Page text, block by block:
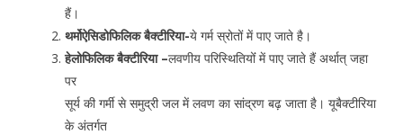
हैं।
थर्मोऐसिडोफिलिक बैक्टीरिया-ये गर्म स्रोतों में पाए जाते है।
हेलोफिलिक बैक्टीरिया –लवणीय परिस्थितियोंं में पाए जाते हैं अर्थात् जहा
पर
सूर्य की गर्मी से समुद्री जल में लवण का सांद्रण बढ़ जाता है। यूबैक्टीरिया
के अंतर्गत